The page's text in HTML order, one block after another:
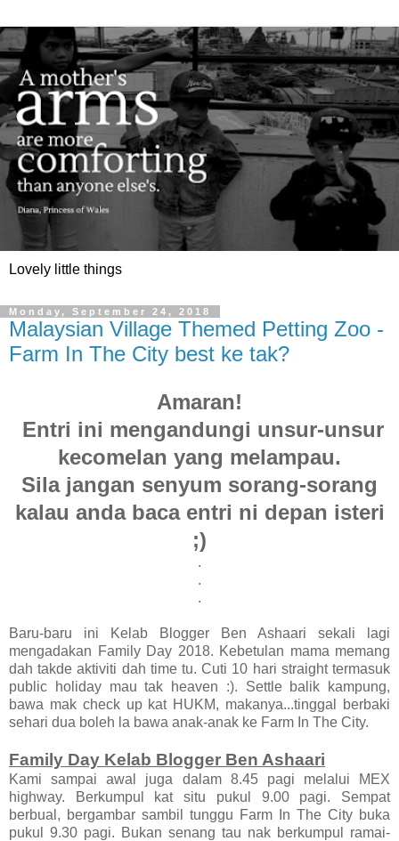
Lovely little things
Monday, September 24, 2018
Malaysian Village Themed Petting Zoo -
Farm In The City best ke tak?
Amaran!
Entri ini mengandungi unsur-unsur
kecomelan yang melampau.
Sila jangan senyum sorang-sorang
kalau anda baca entri ni depan isteri
;)
.
.
.
Baru-baru ini Kelab Blogger Ben Ashaari sekali lagi
mengadakan Family Day 2018. Kebetulan mama memang
dah takde aktiviti dah time tu. Cuti 10 hari straight termasuk
public holiday mau tak heaven :). Settle balik kampung,
bawa mak check up kat HUKM, makanya...tinggal berbaki
sehari dua boleh la bawa anak-anak ke Farm In The City.
Family Day Kelab Blogger Ben Ashaari
Kami sampai awal juga dalam 8.45 pagi melalui MEX
highway. Berkumpul kat situ pukul 9.00 pagi. Sempat
berbual, bergambar sambil tunggu Farm In The City buka
pukul 9.30 pagi. Bukan senang tau nak berkumpul ramai-